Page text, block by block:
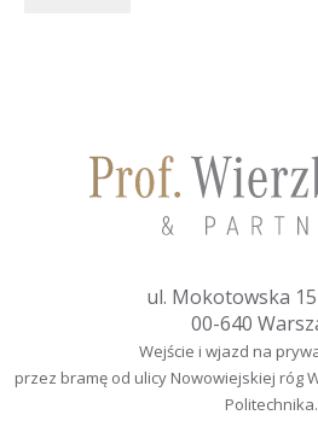
ul. Mokotowska
00-640
Wejście i wjazd na
przez bramę od ulicy Nowowiejskiej róg
Politechnika.